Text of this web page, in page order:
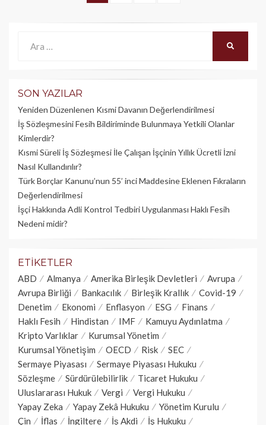
SON YAZILAR
Yeniden Düzenlenen Kısmi Davanın Değerlendirilmesi
İş Sözleşmesini Fesih Bildiriminde Bulunmaya Yetkili Olanlar
Kimlerdir?
Kısmi Süreli İş Sözleşmesi İle Çalışan İşçinin Yıllık Üc­retli İzni
Nasıl Kullandırılır?
Türk Borçlar Kanunu’nun 55’ inci Maddesine Eklenen Fıkraların
Değerlendirilmesi
İşçi Hakkında Adli Kontrol Tedbiri Uygulanması Haklı Fesih
Nedeni midir?
ETIKETLER
ABD Almanya Amerika Birleşik Devletleri
Avrupa
Avrupa Birliği
Bankacılık Birleşik Krallık
Covid-19
Denetim
Ekonomi Enflasyon ESG
Finans
Haklı Fesih
Hindistan IMF
Kamuyu Aydınlatma
Kripto Varlıklar
Kurumsal Yönetim
Kurumsal Yönetişim
OECD Risk
SEC
Sermaye Piyasası
Sermaye Piyasası Hukuku
Sözleşme
Sürdürülebilirlik
Ticaret Hukuku
Uluslararası Hukuk
Vergi
Vergi Hukuku
Yapay Zeka
Yapay Zekâ Hukuku
Yönetim Kurulu
Çin
İflas İngiltere İş Akdi İş Hukuku